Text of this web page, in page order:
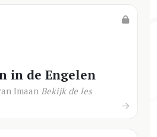
in de Engelen
Imaan Bekijk de les